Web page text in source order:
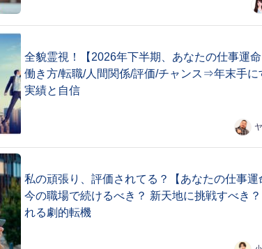
全貌霊視！【2026年下半期、あなたの仕事運命
働き方/転職/人間関係/評価/チャンス⇒年末手に
実績と自信
私の頑張り、評価されてる？【あなたの仕事運
今の職場で続けるべき？ 新天地に挑戦すべき
れる劇的転機